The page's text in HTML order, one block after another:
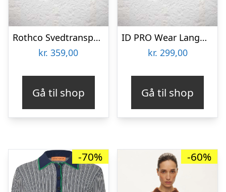
Rothco Svedtransporterende Polo Trøje Langærmet Security Sort
kr. 359,00
Gå til shop
ID PRO Wear Langærmet Polo Trøje Navy
kr. 299,00
Gå til shop
-70% -60%